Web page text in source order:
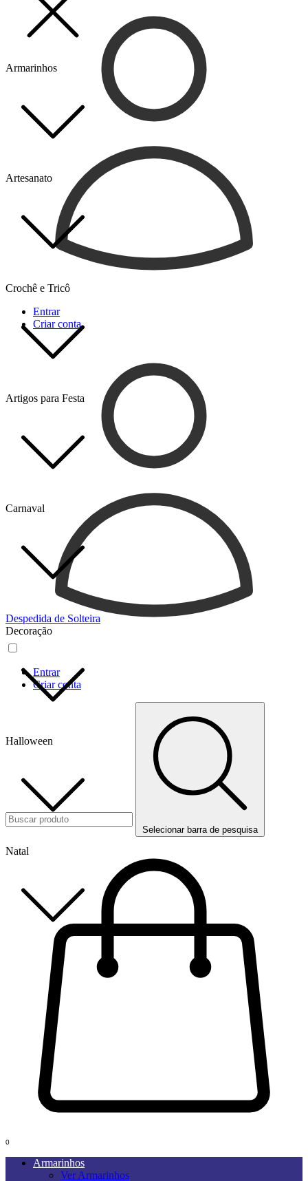
Armarinhos
Artesanato
Crochê e Tricô
Artigos para Festa
Carnaval
Despedida de Solteira
Decoração
Halloween
Natal
Entrar
Criar conta
Entrar
Criar conta
Selecionar barra de pesquisa
0
Armarinhos
Ver Armarinhos